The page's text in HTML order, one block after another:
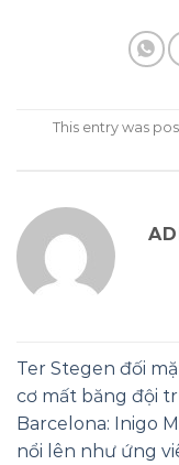
This entry was
Ter Stegen đối
cơ mất băng đội
Barcelona: Inigo
nổi lên như ứng